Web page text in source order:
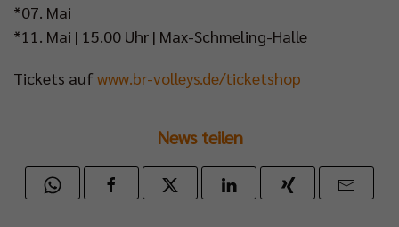
*07. Mai
*11. Mai | 15.00 Uhr | Max-Schmeling-Halle
Tickets auf www.br-volleys.de/ticketshop
News teilen